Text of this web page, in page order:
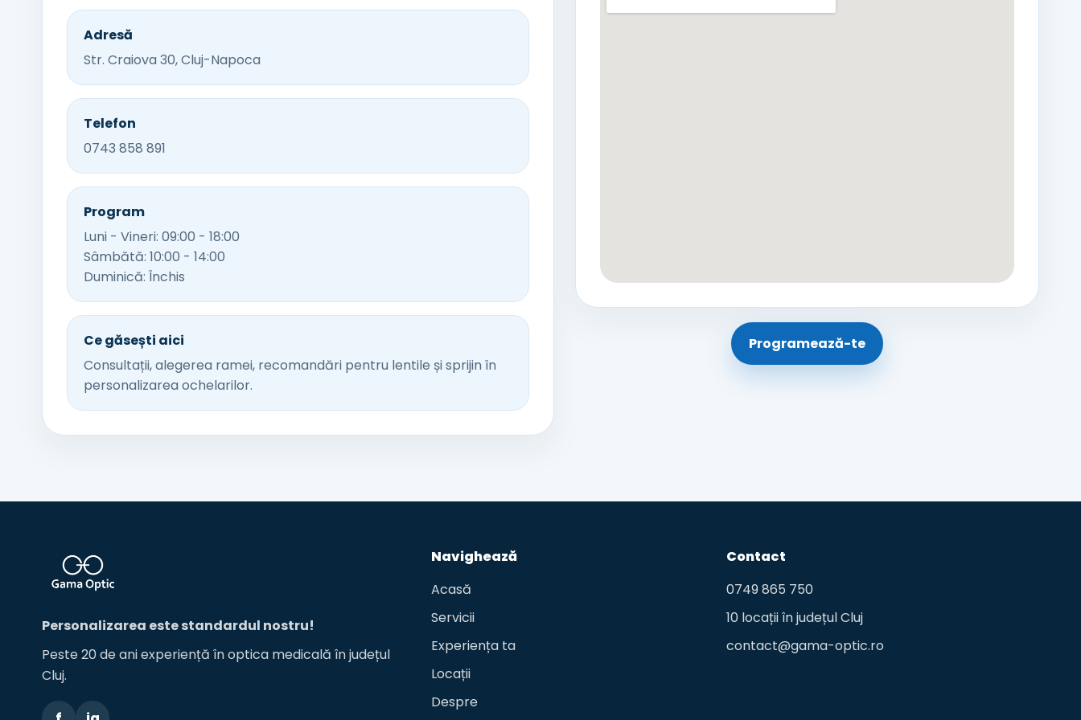
Adresă
Str. Craiova 30, Cluj-Napoca
Telefon
0743 858 891
Program
Luni - Vineri: 09:00 - 18:00
Sâmbătă: 10:00 - 14:00
Duminică: Închis
Ce găsești aici
Consultații, alegerea ramei, recomandări pentru lentile și sprijin în
personalizarea ochelarilor.
Programează-te
Personalizarea este standardul nostru!
Peste 20 de ani experiență în optica medicală în județul
Cluj.
Navighează
Acasă
Servicii
Experiența ta
Locații
Despre
Contact
0749 865 750
10 locații în județul Cluj
contact@gama-optic.ro